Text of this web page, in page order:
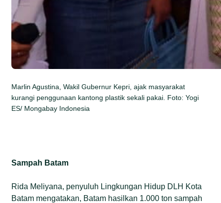
Marlin Agustina, Wakil Gubernur Kepri, ajak masyarakat
kurangi penggunaan kantong plastik sekali pakai. Foto: Yogi
ES/ Mongabay Indonesia
Sampah Batam
Rida Meliyana, penyuluh Lingkungan Hidup DLH Kota
Batam mengatakan, Batam hasilkan 1.000 ton sampah